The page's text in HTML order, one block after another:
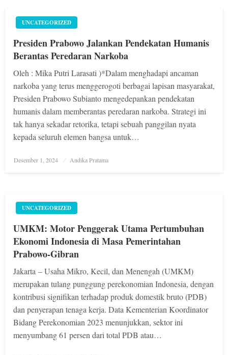
UNCATEGORIZED
Presiden Prabowo Jalankan Pendekatan Humanis
Berantas Peredaran Narkoba
Oleh : Mika Putri Larasati )*Dalam menghadapi ancaman
narkoba yang terus menggerogoti berbagai lapisan masyarakat,
Presiden Prabowo Subianto mengedepankan pendekatan
humanis dalam memberantas peredaran narkoba. Strategi ini
tak hanya sekadar retorika, tetapi sebuah panggilan nyata
kepada seluruh elemen bangsa untuk…
Posted
Desember 1, 2024 Andika Pratama
UNCATEGORIZED
UMKM: Motor Penggerak Utama Pertumbuhan
Ekonomi Indonesia di Masa Pemerintahan
Prabowo-Gibran
Jakarta – Usaha Mikro, Kecil, dan Menengah (UMKM)
merupakan tulang punggung perekonomian Indonesia, dengan
kontribusi signifikan terhadap produk domestik bruto (PDB)
dan penyerapan tenaga kerja. Data Kementerian Koordinator
Bidang Perekonomian 2023 menunjukkan, sektor ini
menyumbang 61 persen dari total PDB atau…